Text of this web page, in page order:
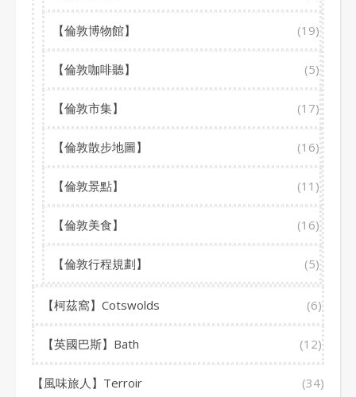
【倫敦博物館】 (19)
【倫敦咖啡聽】 (5)
【倫敦市集】 (17)
【倫敦散步地圖】 (16)
【倫敦景點】 (11)
【倫敦美食】 (16)
【倫敦行程規劃】 (5)
【柯茲窩】Cotswolds (6)
【英國巴斯】Bath (12)
【風味旅人】Terroir (34)